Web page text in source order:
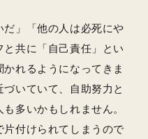
だ」「他の人は必死にや
共に「自己責任」とい
れるようになってきま
いていて、自助努力と
多いかもしれません。
片付けられてしまうので